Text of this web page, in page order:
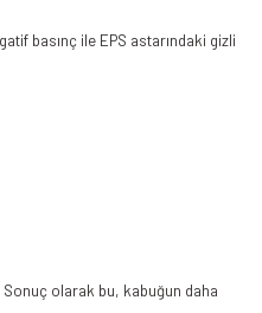
basınç ile EPS astarındaki gizli
olarak bu, kabuğun daha